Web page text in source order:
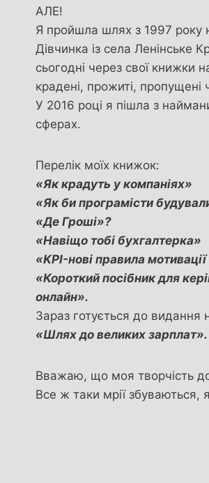
АЛЕ!
Я пройшла шлях з 1997 року
Дівчинка із села Ленінське
сьогодні через свої книжки
крадені, прожиті,
У 2016 році я пішла з
сферах.
Перелік моїх книжок:
«Як крадуть у компаніях»
«Як би програмісти
«Де Гроші»?
«Навіщо тобі бухгалтерка»
«KPI-нові правила мотивації
«Короткий посібник для
онлайн».
Зараз готується до видання
«Шлях до великих зарплат».
Вважаю, що моя творчість
Все ж таки мрії збуваються,